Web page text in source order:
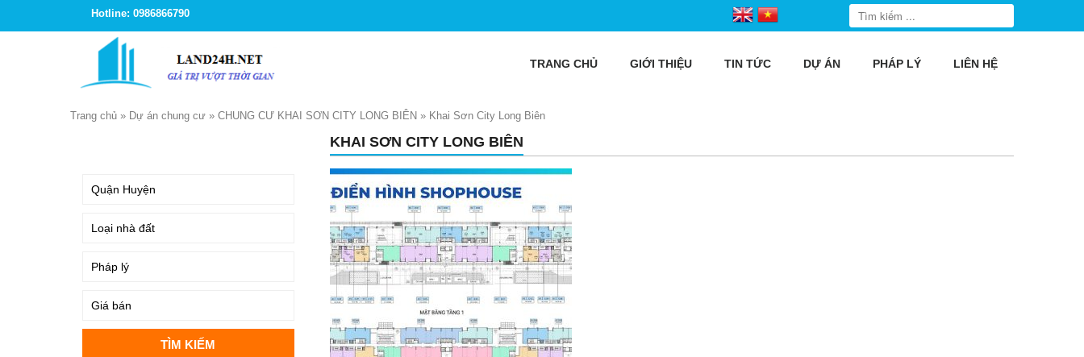
Hotline: 0986866790
TRANG CHỦ GIỚI THIỆU TIN TỨC DỰ ÁN PHÁP LÝ LIÊN HỆ
Trang chủ » Dự án chung cư » CHUNG CƯ KHAI SƠN CITY LONG BIÊN » Khai Sơn City Long Biên
KHAI SƠN CITY LONG BIÊN